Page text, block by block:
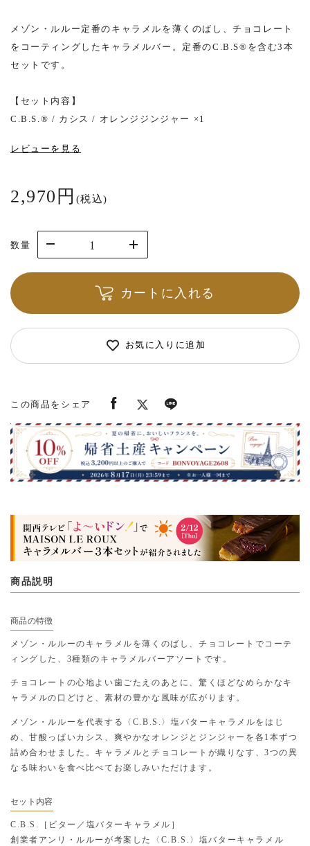
メゾン・ルルー定番のキャラメルを薄くのばし、チョコレート
をコーティングしたキャラメルバー。定番のC.B.S®を含む3本
セットです。
【セット内容】
C.B.S.® / カシス / オレンジジンジャー ×1
レビューを見る
2,970円 (税込)
数量
カートに入れる
お気に入りに追加
この商品をシェア
商品説明
商品の特徴
メゾン・ルルーのキャラメルを薄くのばし、チョコレートでコーテ
ィングした、3種類のキャラメルバーアソートです。
チョコレートの心地よい歯ごたえのあとに、驚くほどなめらかなキ
ャラメルの口どけと、素材の豊かな風味が広がります。
メゾン・ルルーを代表する〈C.B.S.〉塩バターキャラメルをはじ
め、甘酸っぱいカシス、爽やかなオレンジとジンジャーを各1本ずつ
詰め合わせました。キャラメルとチョコレートが織りなす、3つの異
なる味わいを食べ比べてお楽しみいただけます。
セット内容
C.B.S.［ビター／塩バターキャラメル］
創業者アンリ・ルルーが考案した〈C.B.S.〉塩バターキャラメル